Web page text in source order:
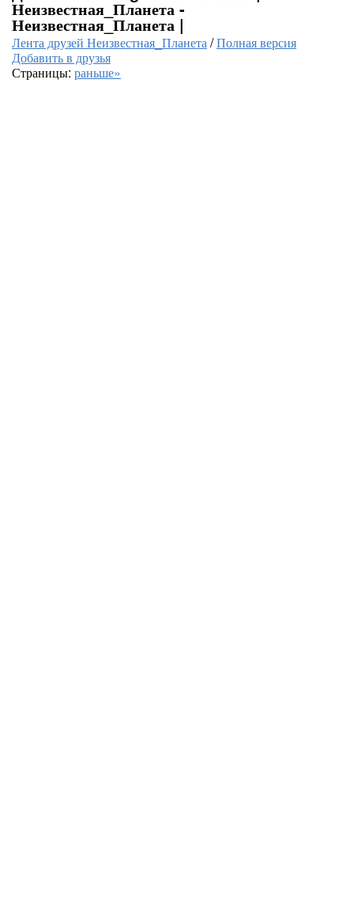
Неизвестная_Планета -
Неизвестная_Планета |
Лента друзей Неизвестная_Планета/Полная версия
Добавить в друзья
Страницы: раньше»